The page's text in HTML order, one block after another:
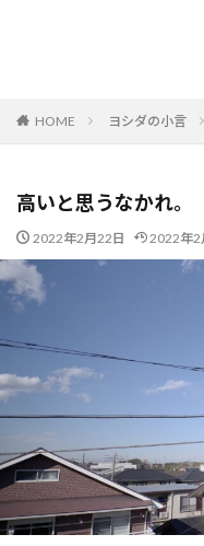
HOME ヨシダの小言
高いと思うなかれ。
2022年2月22日 2022年2